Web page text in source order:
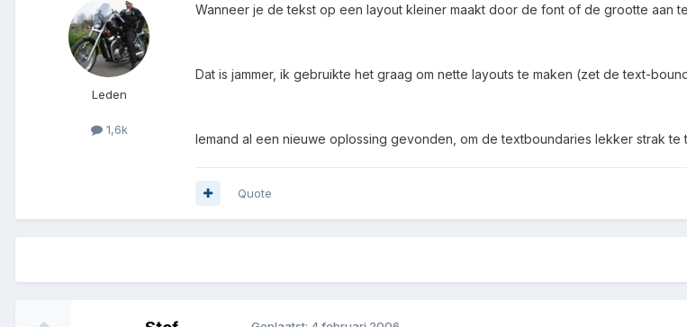
Leden
1,6k
Wanneer je de tekst op een layout kleiner maakt door de font of de grootte aan
Dat is jammer, ik gebruikte het graag om nette layouts te maken (zet de text-
Iemand al een nieuwe oplossing gevonden, om de textboundaries lekker strak te
Quote